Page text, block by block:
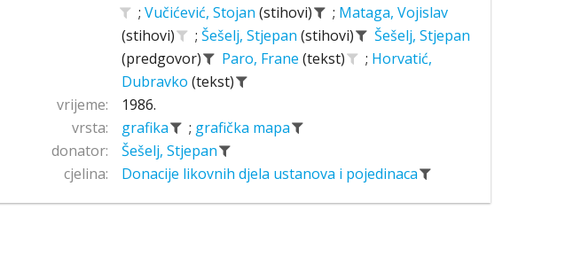
; Vučićević, Stojan (stihovi) ; Mataga, Vojislav
(stihovi)
; Šešelj, Stjepan (stihovi)
Šešelj, Stjepan
(predgovor)
Paro, Frane (tekst) ; Horvatić,
Dubravko (tekst)
vrijeme:
1986.
vrsta:
grafika ; grafička mapa
donator:
Šešelj, Stjepan
cjelina:
Donacije likovnih djela ustanova i pojedinaca